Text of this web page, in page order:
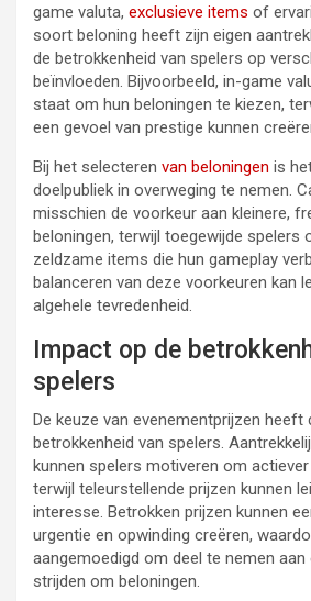
game valuta, exclusieve items of
soort beloning heeft zijn eigen
de betrokkenheid van spelers op
beïnvloeden. Bijvoorbeeld, in-game
staat om hun beloningen te kiezen,
een gevoel van prestige kunnen
Bij het selecteren van beloningen is
doelpubliek in overweging te nemen.
misschien de voorkeur aan kleinere,
beloningen, terwijl toegewijde spelers
zeldzame items die hun gameplay
balanceren van deze voorkeuren kan
algehele tevredenheid.
Impact op de
spelers
De keuze van evenementprijzen heeft
betrokkenheid van spelers.
kunnen spelers motiveren om
terwijl teleurstellende prijzen kunnen
interesse. Betrokken prijzen kunnen
urgentie en opwinding creëren,
aangemoedigd om deel te nemen
strijden om beloningen.